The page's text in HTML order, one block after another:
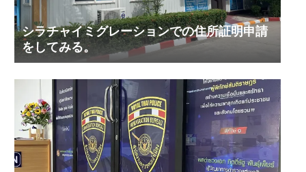
シラチャイミグレーションでの住所証明申請
をしてみる。